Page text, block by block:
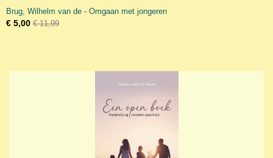
Brug, Wilhelm van de - Omgaan met jongeren
€ 5,00 € 11,99